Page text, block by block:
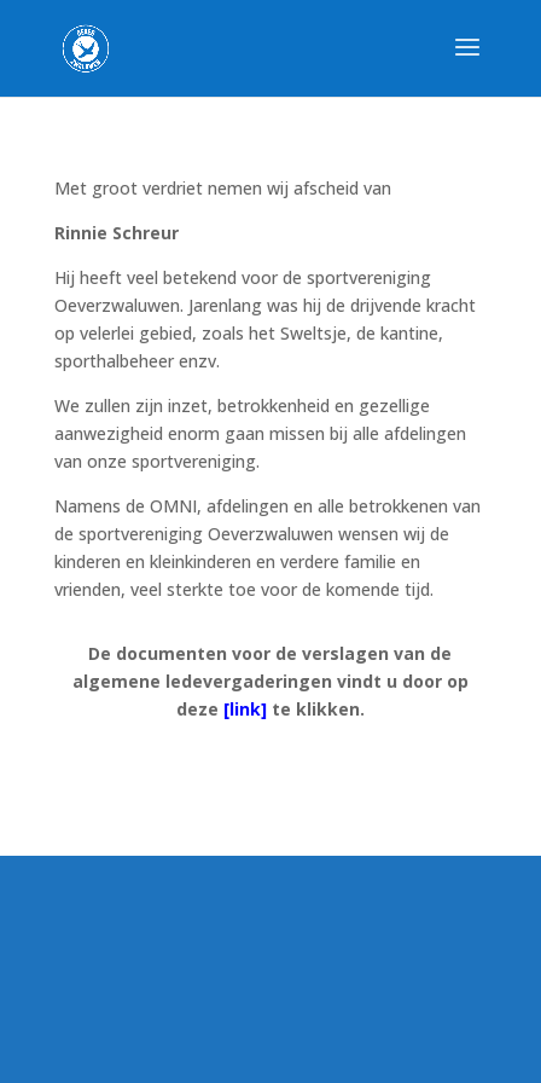
Met groot verdriet nemen wij afscheid van
Rinnie Schreur
Hij heeft veel betekend voor de sportvereniging
Oeverzwaluwen. Jarenlang was hij de drijvende kracht
op velerlei gebied, zoals het Sweltsje, de kantine,
sporthalbeheer enzv.
We zullen zijn inzet, betrokkenheid en gezellige
aanwezigheid enorm gaan missen bij alle afdelingen
van onze sportvereniging.
Namens de OMNI, afdelingen en alle betrokkenen van
de sportvereniging Oeverzwaluwen wensen wij de
kinderen en kleinkinderen en verdere familie en
vrienden, veel sterkte toe voor de komende tijd.
De documenten voor de verslagen van de
algemene ledevergaderingen vindt u door op
deze [link] te klikken.